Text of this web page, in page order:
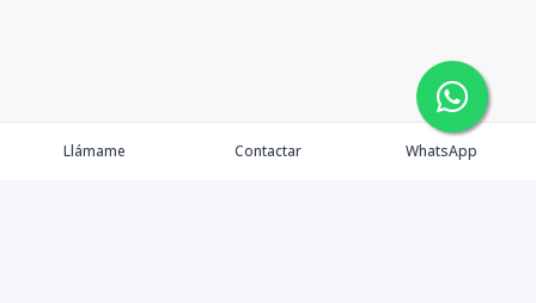
Llámame Contactar WhatsApp